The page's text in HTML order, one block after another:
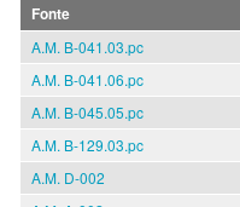
Fonte
A.M. B-041.03.pc
A.M. B-041.06.pc
A.M. B-045.05.pc
A.M. B-129.03.pc
A.M. D-002